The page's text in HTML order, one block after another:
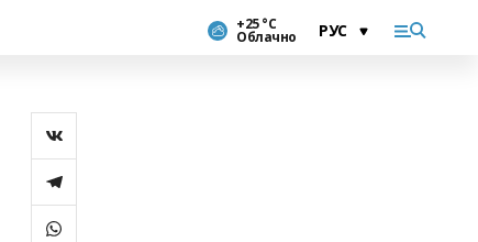
+25 °С
Облачно